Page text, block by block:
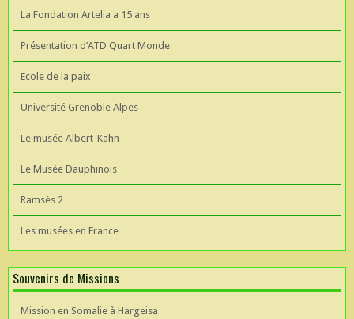
La Fondation Artelia a 15 ans
Présentation d’ATD Quart Monde
Ecole de la paix
Université Grenoble Alpes
Le musée Albert-Kahn
Le Musée Dauphinois
Ramsès 2
Les musées en France
Souvenirs de Missions
Mission en Somalie à Hargeisa